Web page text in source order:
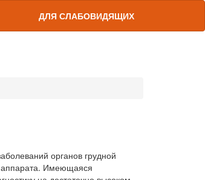
ДЛЯ СЛАБОВИДЯЩИХ
органов грудной
аппарата. Имеющаяся